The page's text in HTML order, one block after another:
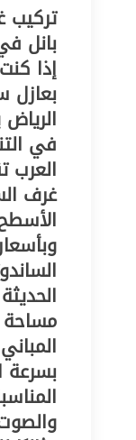
إذا
بعازل
في
العرب
غرف
مساحة
بسرعة